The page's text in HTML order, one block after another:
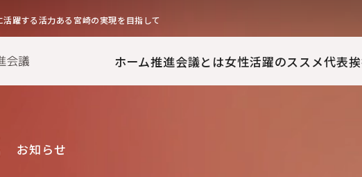
躍する活力ある宮崎の実現を目指して
ホーム推進会議とは女性活躍のススメ代表
お知らせ